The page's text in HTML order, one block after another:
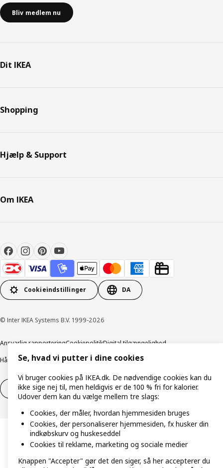
Bliv medlem nu
Dit IKEA
Shopping
Hjælp & Support
Om IKEA
Cookieindstillinger DA
© Inter IKEA Systems B.V. 1999-2026
Ansvarlig rapporteringCookiepolitikDigital tilgængelighed
Håndtering af persondataSalgs- og leveringsbetingelser
Fortryd dit køb Fortryd dit køb af service
Se, hvad vi putter i dine cookies
Vi bruger cookies på IKEA.dk. De nødvendige cookies kan du
ikke sige nej til, men heldigvis er de 100 % fri for kalorier.
Udover dem kan du vælge mellem tre slags:
Cookies, der måler, hvordan hjemmesiden bruges
Cookies, der personaliserer hjemmesiden, fx husker din
indkøbskurv og huskeseddel
Cookies til reklame, marketing og sociale medier
Knappen "Accepter" gør det den siger, så her accepterer du